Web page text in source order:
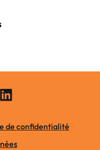
de confidentialité